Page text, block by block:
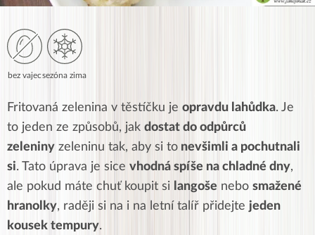
bez vajecsezóna zima
Fritovaná zelenina v těstíčku je opravdu lahůdka. Je
to jeden ze způsobů, jak dostat do odpůrců
zeleniny zeleninu tak, aby si to nevšimli a pochutnali
si. Tato úprava je sice vhodná spíše na chladné dny,
ale pokud máte chuť koupit si langoše nebo smažené
hranolky, raději si na i na letní talíř přidejte jeden
kousek tempury.